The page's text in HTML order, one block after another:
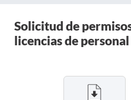
Solicitud de
licencias de personal